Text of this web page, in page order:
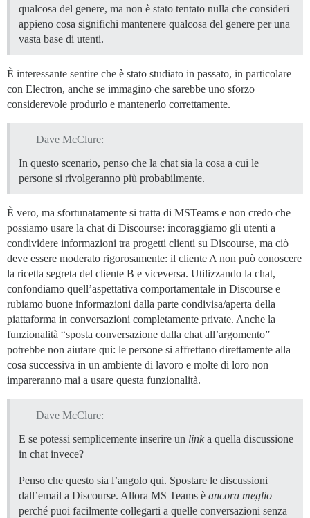
qualcosa del genere, ma non è stato tentato nulla che consideri
appieno cosa significhi mantenere qualcosa del genere per una
vasta base di utenti.
È interessante sentire che è stato studiato in passato, in particolare
con Electron, anche se immagino che sarebbe uno sforzo
considerevole produrlo e mantenerlo correttamente.
Dave McClure:
In questo scenario, penso che la chat sia la cosa a cui le
persone si rivolgeranno più probabilmente.
È vero, ma sfortunatamente si tratta di MSTeams e non credo che
possiamo usare la chat di Discourse: incoraggiamo gli utenti a
condividere informazioni tra progetti clienti su Discourse, ma ciò
deve essere moderato rigorosamente: il cliente A non può conoscere
la ricetta segreta del cliente B e viceversa. Utilizzando la chat,
confondiamo quell’aspettativa comportamentale in Discourse e
rubiamo buone informazioni dalla parte condivisa/aperta della
piattaforma in conversazioni completamente private. Anche la
funzionalità “sposta conversazione dalla chat all’argomento”
potrebbe non aiutare qui: le persone si affrettano direttamente alla
cosa successiva in un ambiente di lavoro e molte di loro non
impareranno mai a usare questa funzionalità.
Dave McClure:
E se potessi semplicemente inserire un link a quella discussione
in chat invece?
Penso che questo sia l’angolo qui. Spostare le discussioni
dall’email a Discourse. Allora MS Teams è ancora meglio
perché puoi facilmente collegarti a quelle conversazioni senza